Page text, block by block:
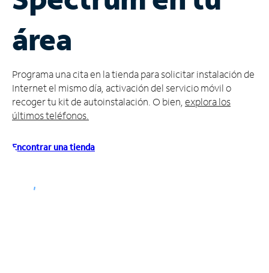
cuenta
Encuentra
tienda
área
Programa una cita en la tienda para solicitar instalación de
Internet el mismo día, activación del servicio móvil o
recoger tu kit de autoinstalación. O bien, explora los
últimos teléfonos.
Encontrar una tienda